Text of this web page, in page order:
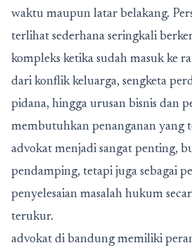
waktu maupun latar belakang.
terlihat sederhana seringkali
kompleks ketika sudah masuk ke
dari konflik keluarga, sengketa
pidana, hingga urusan bisnis dan
membutuhkan penanganan yang
advokat menjadi sangat penting,
pendamping, tetapi juga sebagai
penyelesaian masalah hukum
terukur.
advokat di bandung memiliki